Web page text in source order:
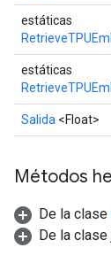
estáticas
estáticas
Salida <Float>
Métodos
De la clase
De la clase